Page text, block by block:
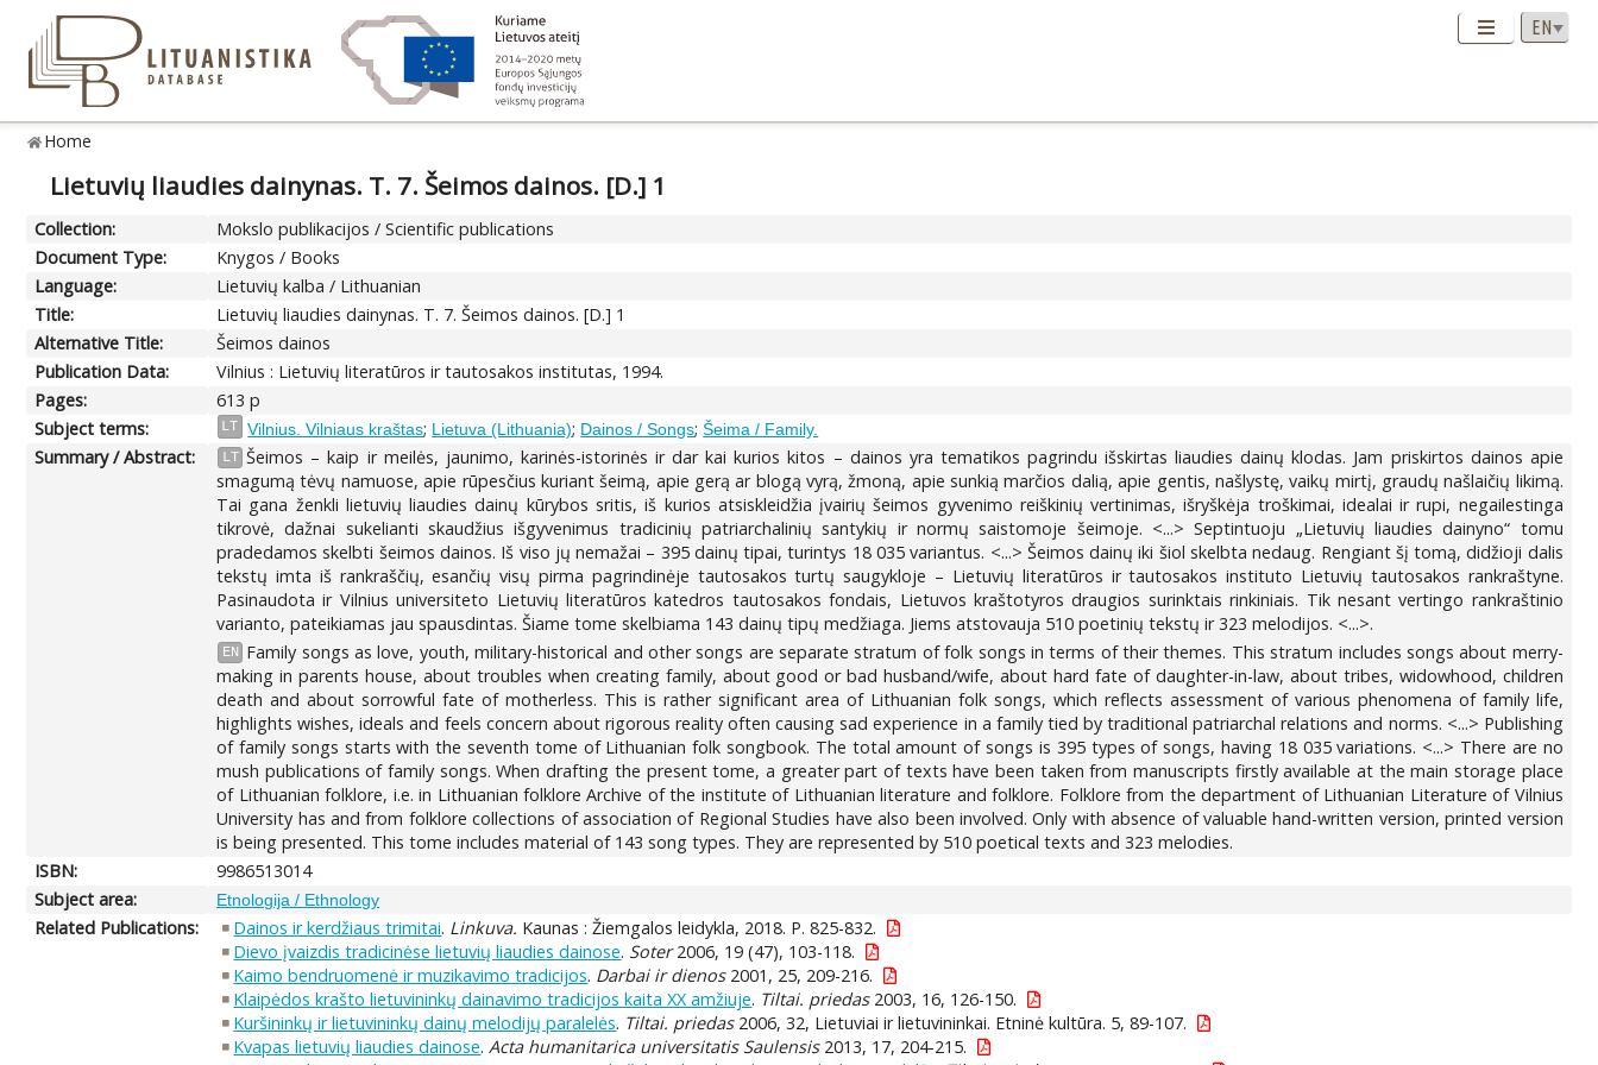
Home
Lietuvių liaudies dainynas. T. 7. Šeimos dainos. [D.] 1
Collection:
Mokslo publikacijos / Scientific publications
Document Type:
Knygos / Books
Language:
Lietuvių kalba / Lithuanian
Title:
Lietuvių liaudies dainynas. T. 7. Šeimos dainos. [D.] 1
Alternative Title:
Šeimos dainos
Publication Data:
Vilnius : Lietuvių literatūros ir tautosakos institutas, 1994.
Pages:
613 p
Subject terms:
LT Vilnius. Vilniaus kraštas; Lietuva (Lithuania); Dainos / Songs;Šeima / Family.
Summary / Abstract: LT Šeimos – kaip ir meilės, jaunimo, karinės-istorinės ir dar kai kurios kitos – dainos yra tematikos pagrindu išskirtas liaudies dainų klodas. Jam priskirtos dainos apie
smagumą tėvų namuose, apie rūpesčius kuriant šeimą, apie gerą ar blogą vyrą, žmoną, apie sunkią marčios dalią, apie gentis, našlystę, vaikų mirtį, graudų našlaičių likimą.
Tai gana ženkli lietuvių liaudies dainų kūrybos sritis, iš kurios atsiskleidžia įvairių šeimos gyvenimo reiškinių vertinimas, išryškėja troškimai, idealai ir rupi, negailestinga
tikrovė, dažnai sukelianti skaudžius išgyvenimus tradicinių patriarchalinių santykių ir normų saistomoje šeimoje. <...> Septintuoju „Lietuvių liaudies dainyno“ tomu
pradedamos skelbti šeimos dainos. Iš viso jų nemažai – 395 dainų tipai, turintys 18 035 variantus. <...> Šeimos dainų iki šiol skelbta nedaug. Rengiant šį tomą, didžioji dalis
tekstų imta iš rankraščių, esančių visų pirma pagrindinėje tautosakos turtų saugykloje – Lietuvių literatūros ir tautosakos instituto Lietuvių tautosakos rankraštyne.
Pasinaudota ir Vilnius universiteto Lietuvių literatūros katedros tautosakos fondais, Lietuvos kraštotyros draugios surinktais rinkiniais. Tik nesant vertingo rankraštinio
varianto, pateikiamas jau spausdintas. Šiame tome skelbiama 143 dainų tipų medžiaga. Jiems atstovauja 510 poetinių tekstų ir 323 melodijos. <...>.
EN
Family songs as love, youth, military-historical and other songs are separate stratum of folk songs in terms of their themes. This stratum includes songs about merry-
making in parents house, about troubles when creating family, about good or bad husband/wife, about hard fate of daughter-in-law, about tribes, widowhood, children
death and about sorrowful fate of motherless. This is rather significant area of Lithuanian folk songs, which reflects assessment of various phenomena of family life,
highlights wishes, ideals and feels concern about rigorous reality often causing sad experience in a family tied by traditional patriarchal relations and norms. <...> Publishing
of family songs starts with the seventh tome of Lithuanian folk songbook. The total amount of songs is 395 types of songs, having 18 035 variations. <...> There are no
mush publications of family songs. When drafting the present tome, a greater part of texts have been taken from manuscripts firstly available at the main storage place
of Lithuanian folklore, i.e. in Lithuanian folklore Archive of the institute of Lithuanian literature and folklore. Folklore from the department of Lithuanian Literature of Vilnius
University has and from folklore collections of association of Regional Studies have also been involved. Only with absence of valuable hand-written version, printed version
is being presented. This tome includes material of 143 song types. They are represented by 510 poetical texts and 323 melodies.
ISBN:
9986513014
Subject area:
Etnologija / Ethnology
Related Publications: Dainos ir kerdžiaus trimitai. Linkuva. Kaunas : Žiemgalos leidykla, 2018. P. 825-832.
Dievo įvaizdis tradicinėse lietuvių liaudies dainose. Soter2006, 19 (47), 103-118.
Kaimo bendruomenė ir muzikavimo tradicijos. Darbai ir dienos2001, 25, 209-216.
Klaipėdos krašto lietuvininkų dainavimo tradicijos kaita XX amžiuje. Tiltai. priedas2003, 16, 126-150.
Kuršininkų ir lietuvininkų dainų melodijų paralelės. Tiltai. priedas2006, 32, Lietuviai ir lietuvininkai. Etninė kultūra. 5, 89-107.
Kvapas lietuvių liaudies dainose. Acta humanitarica universitatis Saulensis2013, 17, 204-215.